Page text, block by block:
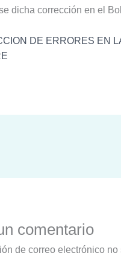
dicha corrección en el
DE ERRORES EN
comentario
de correo electrónico no